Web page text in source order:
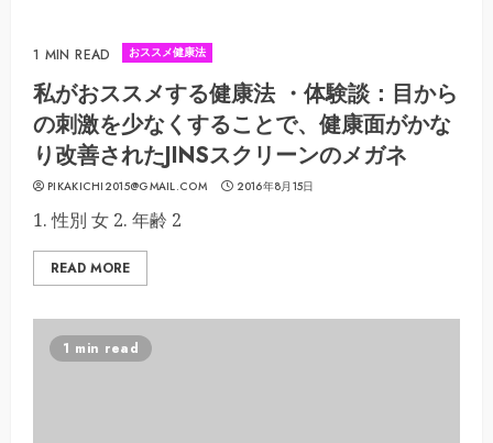
1 MIN READ おススメ健康法
私がおススメする健康法 ・体験談：目から
の刺激を少なくすることで、健康面がかな
り改善されたJINSスクリーンのメガネ
PIKAKICHI2015@GMAIL.COM 2016年8月15日
1. 性別 女 2. 年齢 2
READ MORE
1 min read